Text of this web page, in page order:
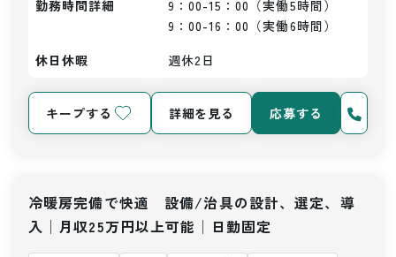
勤務時間詳細
9：00-15：00（実働5時間）
9：00-16：00（実働6時間）
休日休暇
週休2日
キープする 詳細を見る 応募する
冷暖房完備で快適 設備/治具の設計、選定、導
入│月収25万円以上可能│日勤固定